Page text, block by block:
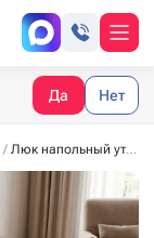
Да Нет
Люк напольный утеплённый СТАНДАРТ-УТ40 900x900